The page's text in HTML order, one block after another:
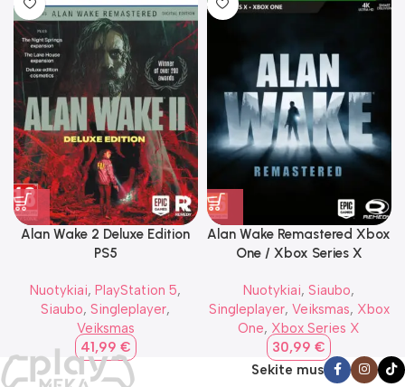
Alan Wake 2 Deluxe Edition
PS5
Nuotykiai,PlayStation 5,
Siaubo,Singleplayer,
Veiksmas
41,99 €
Alan Wake Remastered Xbox
One / Xbox Series X
Nuotykiai,Siaubo,
Singleplayer, Veiksmas, Xbox
One, Xbox Series X
30,99€
Sekite mus